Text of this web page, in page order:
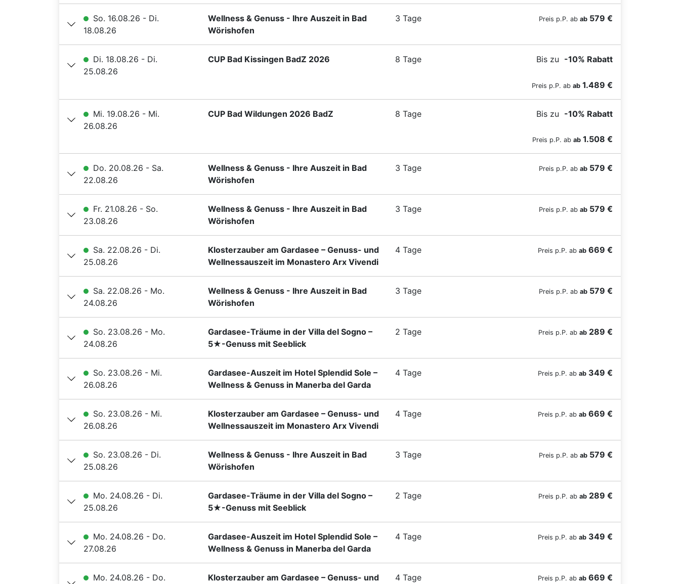
So. 16.08.26 - Di.
18.08.26
Wellness & Genuss - Ihre Auszeit in Bad
Wörishofen
3 Tage Preis p.P. ab ab 579 €
Di. 18.08.26 - Di.
25.08.26
CUP Bad Kissingen BadZ 2026 8 Tage Bis zu -10% Rabatt
Preis p.P. ab ab 1.489 €
Mi. 19.08.26 - Mi.
26.08.26
CUP Bad Wildungen 2026 BadZ 8 Tage Bis zu -10% Rabatt
Preis p.P. ab ab 1.508 €
Do. 20.08.26 - Sa.
22.08.26
Wellness & Genuss - Ihre Auszeit in Bad
Wörishofen
3 Tage Preis p.P. ab ab 579 €
Fr. 21.08.26 - So.
23.08.26
Wellness & Genuss - Ihre Auszeit in Bad
Wörishofen
3 Tage Preis p.P. ab ab 579 €
Sa. 22.08.26 - Di.
25.08.26
Klosterzauber am Gardasee – Genuss- und
Wellnessauszeit im Monastero Arx Vivendi
4 Tage Preis p.P. ab ab 669 €
Sa. 22.08.26 - Mo.
24.08.26
Wellness & Genuss - Ihre Auszeit in Bad
Wörishofen
3 Tage Preis p.P. ab ab 579 €
So. 23.08.26 - Mo.
24.08.26
Gardasee-Träume in der Villa del Sogno –
5★-Genuss mit Seeblick
2 Tage Preis p.P. ab ab 289 €
So. 23.08.26 - Mi.
26.08.26
Gardasee-Auszeit im Hotel Splendid Sole –
Wellness & Genuss in Manerba del Garda
4 Tage Preis p.P. ab ab 349 €
So. 23.08.26 - Mi.
26.08.26
Klosterzauber am Gardasee – Genuss- und
Wellnessauszeit im Monastero Arx Vivendi
4 Tage Preis p.P. ab ab 669 €
So. 23.08.26 - Di.
25.08.26
Wellness & Genuss - Ihre Auszeit in Bad
Wörishofen
3 Tage Preis p.P. ab ab 579 €
Mo. 24.08.26 - Di.
25.08.26
Gardasee-Träume in der Villa del Sogno –
5★-Genuss mit Seeblick
2 Tage Preis p.P. ab ab 289 €
Mo. 24.08.26 - Do.
27.08.26
Gardasee-Auszeit im Hotel Splendid Sole –
Wellness & Genuss in Manerba del Garda
4 Tage Preis p.P. ab ab 349 €
Mo. 24.08.26 - Do.
Klosterzauber am Gardasee – Genuss- und
4 Tage Preis p.P. ab ab 669 €